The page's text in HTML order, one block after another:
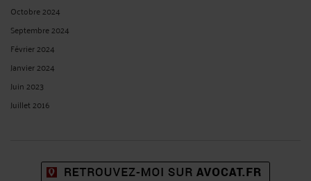
Octobre 2024
Septembre 2024
Février 2024
Janvier 2024
Juin 2023
Juillet 2016